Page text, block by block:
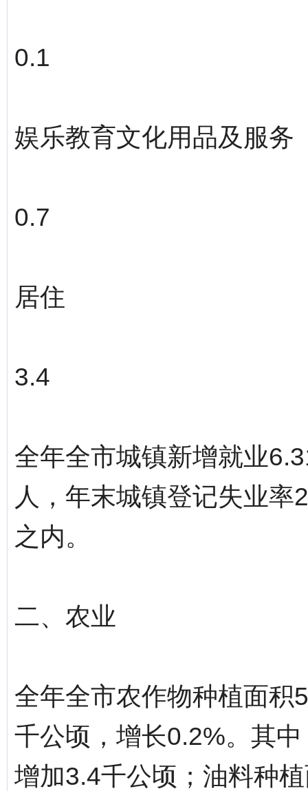
0.1
娱乐教育文化用品及服务
0.7
居住
3.4
全年全市城镇新增就业
人，年末城镇登记失业
之内。
二、农业
全年全市农作物种植面积
千公顷，增长0.2%。其
增加3.4千公顷；油料种